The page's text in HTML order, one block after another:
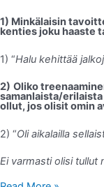
1) Minkälaisin
kenties joku haaste
1) “Halu kehittää
2) Oliko
samanlaista/
ollut, jos olisit omin
2) “Oli aikalailla
Ei varmasti olisi tullut